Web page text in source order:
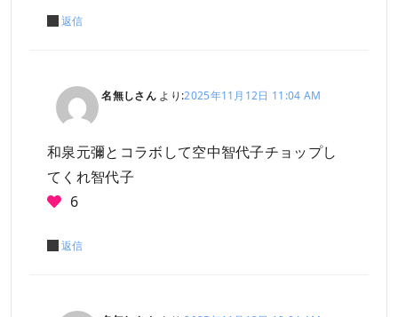
返信
名無しさん より:2025年11月12日 11:04 AM
和泉元彌とコラボして空中智代子チョップし
てくれ智代子
6
返信